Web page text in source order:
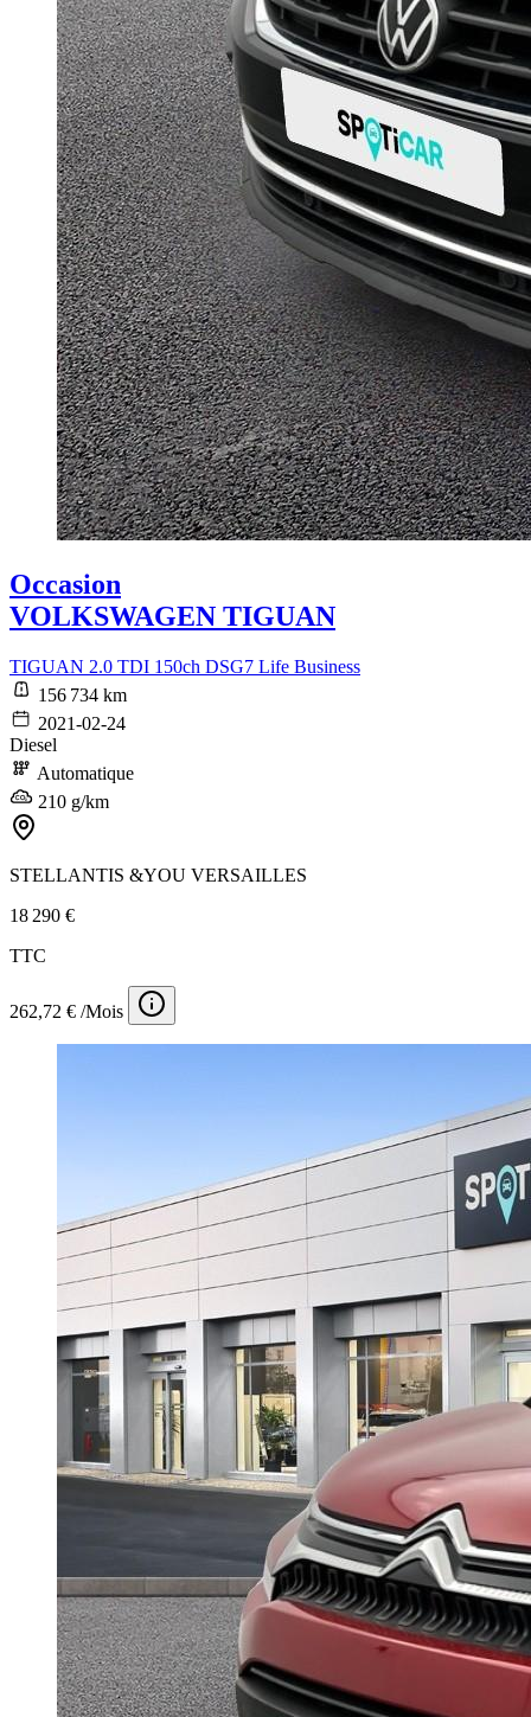
Occasion
VOLKSWAGEN TIGUAN
TIGUAN 2.0 TDI 150ch DSG7 Life Business
156 734 km
2021-02-24
Diesel
Automatique
210 g/km
STELLANTIS &YOU VERSAILLES
18 290 €
TTC
262,72 € /Mois